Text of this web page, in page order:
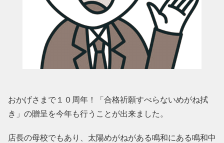
おかげさまで１０周年！「合格祈願すべらないめがね拭
き」の贈呈を今年も行うことが出来ました。
店長の母校でもあり、太陽めがねがある鳴和にある鳴和中